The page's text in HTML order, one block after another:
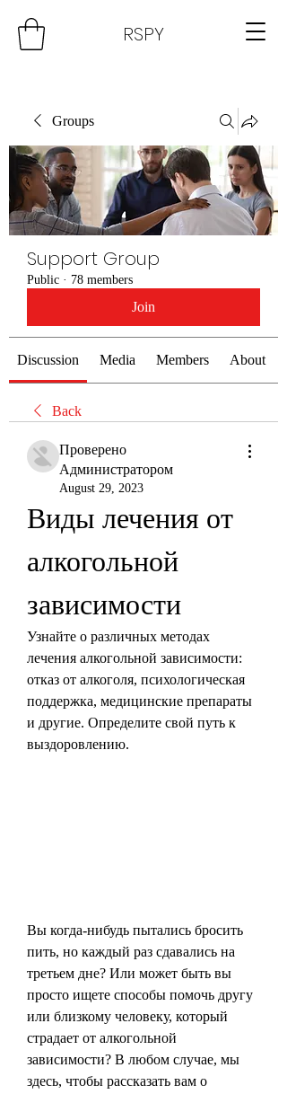
RSPY
Groups
Support Group
Public · 78 members
Join
Discussion Media Members About
Back
Проверено
Администратором
August 29, 2023
Виды лечения от
алкогольной
зависимости
Узнайте о различных методах
лечения алкогольной зависимости:
отказ от алкоголя, психологическая
поддержка, медицинские препараты
и другие. Определите свой путь к
выздоровлению.
Вы когда-нибудь пытались бросить
пить, но каждый раз сдавались на
третьем дне? Или может быть вы
просто ищете способы помочь другу
или близкому человеку, который
страдает от алкогольной
зависимости? В любом случае, мы
здесь, чтобы рассказать вам о